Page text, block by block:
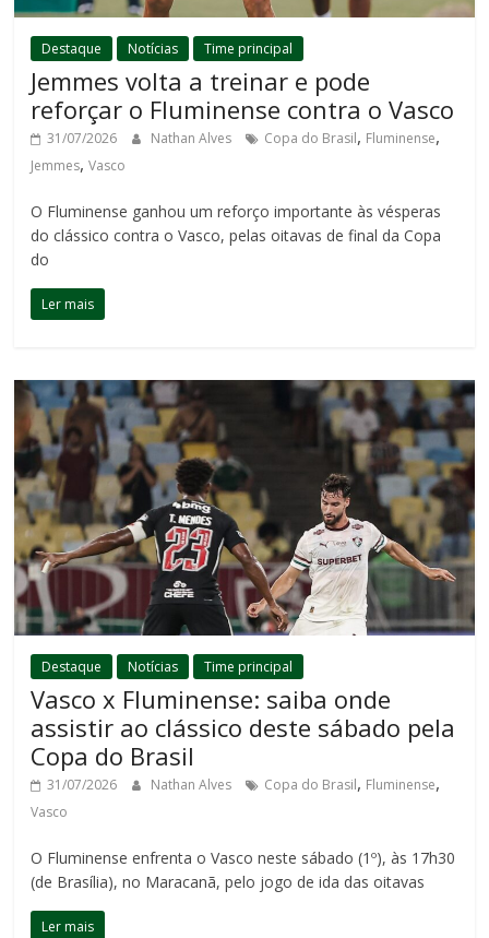
Destaque Notícias Time principal
Jemmes volta a treinar e pode
reforçar o Fluminense contra o Vasco
31/07/2026 Nathan Alves Copa do Brasil, Fluminense,
Jemmes,Vasco
O Fluminense ganhou um reforço importante às vésperas
do clássico contra o Vasco, pelas oitavas de final da Copa
do
Ler mais
Destaque Notícias Time principal
Vasco x Fluminense: saiba onde
assistir ao clássico deste sábado pela
Copa do Brasil
31/07/2026 Nathan Alves Copa do Brasil, Fluminense,
Vasco
O Fluminense enfrenta o Vasco neste sábado (1º), às 17h30
(de Brasília), no Maracanã, pelo jogo de ida das oitavas
Ler mais